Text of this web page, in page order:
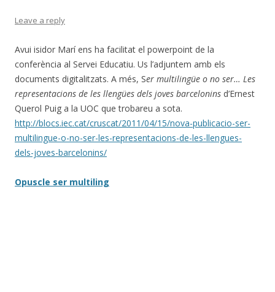
Leave a reply
Avui isidor Marí ens ha facilitat el powerpoint de la
conferència al Servei Educatiu. Us l’adjuntem amb els
documents digitalitzats. A més, Ser multilingüe o no ser… Les
representacions de les llengües dels joves barcelonins d’Ernest
Querol Puig a la UOC que trobareu a sota.
http://blocs.iec.cat/cruscat/2011/04/15/nova-publicacio-ser-
multilingue-o-no-ser-les-representacions-de-les-llengues-
dels-joves-barcelonins/
Opuscle ser multiling